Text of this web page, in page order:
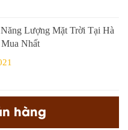
Lượng Mặt Trời Tại Hà
Nhất
hàng